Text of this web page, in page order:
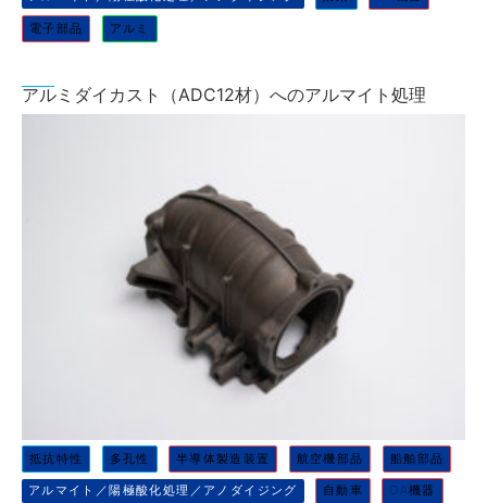
電子部品 アルミ
アルミダイカスト（ADC12材）へのアルマイト処理
抵抗特性 多孔性 半導体製造装置 航空機部品 船舶部品
アルマイト／陽極酸化処理／アノダイジング 自動車 OA機器